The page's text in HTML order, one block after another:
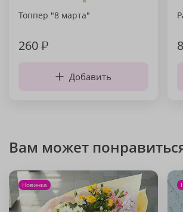
Топпер "8 марта"
260₽
Добавить
Вам может
Новинка